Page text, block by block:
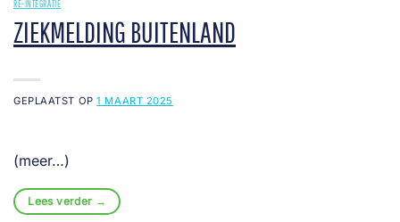
RE-INTEGRATIE
ZIEKMELDING BUITENLAND
GEPLAATST OP1 MAART 2025
(meer…)
Lees verder →